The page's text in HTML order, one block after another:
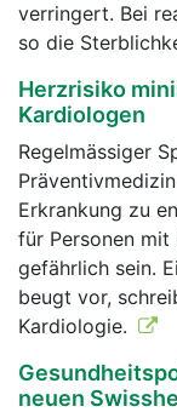
verringert. Bei
so die
Herzrisiko
Kardiologen
Regelmässiger
Erkrankung zu
für Personen
gefährlich sein.
beugt vor,
Kardiologie.
neuen